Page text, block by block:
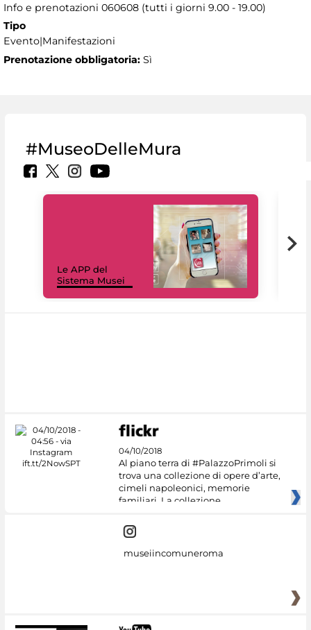
Info e prenotazioni 060608 (tutti i giorni 9.00 - 19.00)
Tipo
Evento|Manifestazioni
Prenotazione obbligatoria: Sì
#MuseoDelleMura
Le APP del
Sistema Musei
04/10/2018
Al piano terra di #PalazzoPrimoli si
trova una collezione di opere d’arte,
cimeli napoleonici, memorie
familiari. La collezione
museiincomuneroma